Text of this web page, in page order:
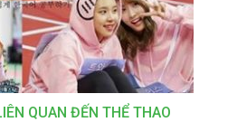
QUAN ĐẾN THỂ THAO